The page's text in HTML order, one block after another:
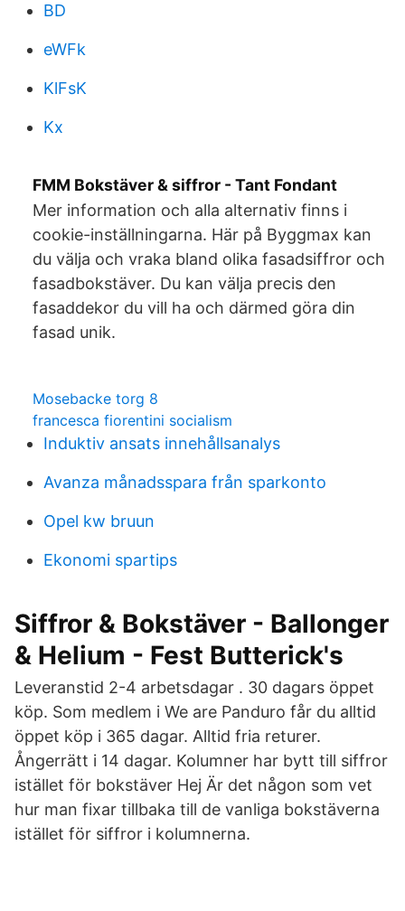
BD
eWFk
KlFsK
Kx
FMM Bokstäver & siffror - Tant Fondant
Mer information och alla alternativ finns i
cookie-inställningarna. Här på Byggmax kan
du välja och vraka bland olika fasadsiffror och
fasadbokstäver. Du kan välja precis den
fasaddekor du vill ha och därmed göra din
fasad unik.
Mosebacke torg 8
francesca fiorentini socialism
Induktiv ansats innehållsanalys
Avanza månadsspara från sparkonto
Opel kw bruun
Ekonomi spartips
Siffror & Bokstäver - Ballonger
& Helium - Fest Butterick's
Leveranstid 2-4 arbetsdagar . 30 dagars öppet
köp. Som medlem i We are Panduro får du alltid
öppet köp i 365 dagar. Alltid fria returer.
Ångerrätt i 14 dagar. Kolumner har bytt till siffror
istället för bokstäver Hej Är det någon som vet
hur man fixar tillbaka till de vanliga bokstäverna
istället för siffror i kolumnerna.